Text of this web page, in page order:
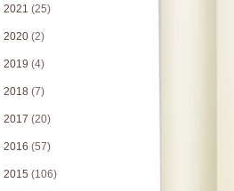
2021 (25)
2020 (2)
2019 (4)
2018 (7)
2017 (20)
2016 (57)
2015 (106)